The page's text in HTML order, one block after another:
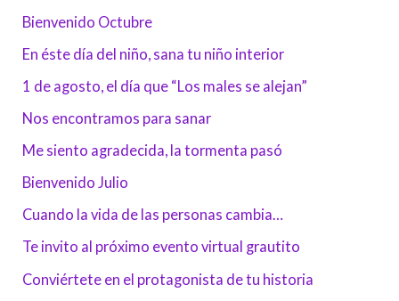
Bienvenido Octubre
En éste día del niño, sana tu niño interior
1 de agosto, el día que “Los males se alejan”
Nos encontramos para sanar
Me siento agradecida, la tormenta pasó
Bienvenido Julio
Cuando la vida de las personas cambia…
Te invito al próximo evento virtual grautito
Conviértete en el protagonista de tu historia